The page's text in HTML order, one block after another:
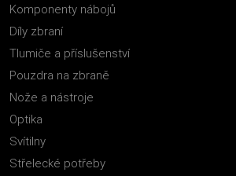
Komponenty nábojů
Díly zbraní
Tlumiče a příslušenství
Pouzdra na zbraně
Nože a nástroje
Optika
Svítilny
Střelecké potřeby